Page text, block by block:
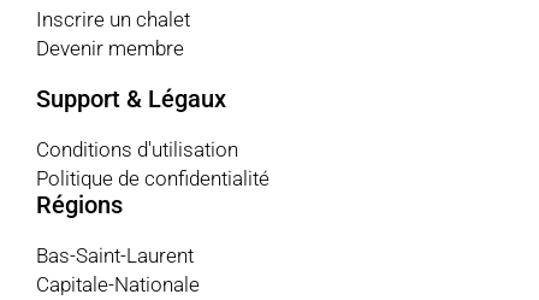
Inscrire un chalet
Devenir membre
Support & Légaux
Conditions d'utilisation
Politique de confidentialité
Régions
Bas-Saint-Laurent
Capitale-Nationale